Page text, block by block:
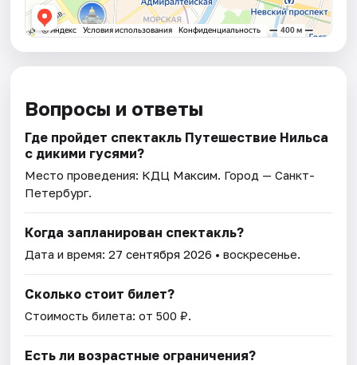
Вопросы и ответы
Где пройдет спектакль Путешествие Нильса
с дикими гусями?
Место проведения: КДЦ Максим. Город — Санкт-
Петербург.
Когда запланирован спектакль?
Дата и время:27 сентября 2026 • воскресенье.
Сколько стоит билет?
Стоимость билета: от 500 ₽.
Есть ли возрастные ограничения?